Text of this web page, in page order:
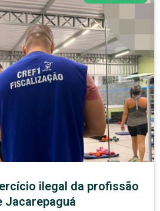
ilegal da profissão
Jacarepaguá